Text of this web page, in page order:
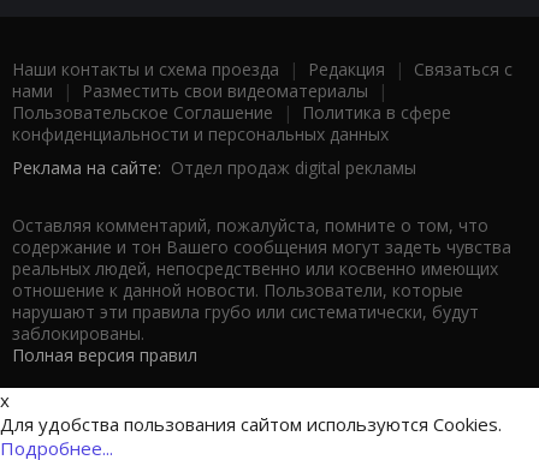
Наши контакты и схема проезда | Редакция | Связаться с
нами | Разместить свои видеоматериалы |
Пользовательское Соглашение |
Политика в сфере
конфиденциальности и персональных данных
Реклама на сайте: Отдел продаж digital рекламы
Оставляя комментарий, пожалуйста, помните о том, что
содержание и тон Вашего сообщения могут задеть чувства
реальных людей, непосредственно или косвенно имеющих
отношение к данной новости. Пользователи, которые
нарушают эти правила грубо или систематически, будут
заблокированы.
Полная версия правил
x
Для удобства пользования сайтом используются Cookies.
Подробнее...